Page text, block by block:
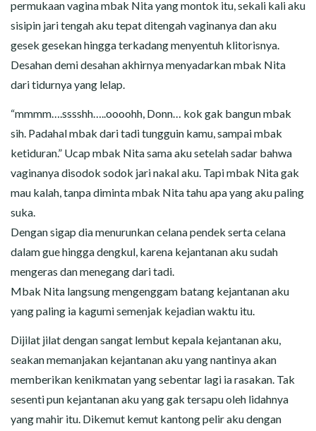
permukaan vagina mbak Nita yang montok itu, sekali kali aku
sisipin jari tengah aku tepat ditengah vaginanya dan aku
gesek gesekan hingga terkadang menyentuh klitorisnya.
Desahan demi desahan akhirnya menyadarkan mbak Nita
dari tidurnya yang lelap.
“mmmm….sssshh…..oooohh, Donn… kok gak bangun mbak
sih. Padahal mbak dari tadi tungguin kamu, sampai mbak
ketiduran.” Ucap mbak Nita sama aku setelah sadar bahwa
vaginanya disodok sodok jari nakal aku. Tapi mbak Nita gak
mau kalah, tanpa diminta mbak Nita tahu apa yang aku paling
suka.
Dengan sigap dia menurunkan celana pendek serta celana
dalam gue hingga dengkul, karena kejantanan aku sudah
mengeras dan menegang dari tadi.
Mbak Nita langsung mengenggam batang kejantanan aku
yang paling ia kagumi semenjak kejadian waktu itu.
Dijilat jilat dengan sangat lembut kepala kejantanan aku,
seakan memanjakan kejantanan aku yang nantinya akan
memberikan kenikmatan yang sebentar lagi ia rasakan. Tak
sesenti pun kejantanan aku yang gak tersapu oleh lidahnya
yang mahir itu. Dikemut kemut kantong pelir aku dengan
CERITA TANTE SEXY
CERITA ISTRI SELINGKUH
CARA NGIKLAN DI CERITAGILA.COM?